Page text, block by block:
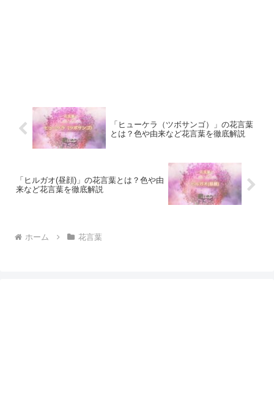
「ヒューケラ（ツボサンゴ）」の花言葉
とは？色や由来など花言葉を徹底解説
「ヒルガオ(昼顔)」の花言葉とは？色や由
来など花言葉を徹底解説
ホーム 花言葉